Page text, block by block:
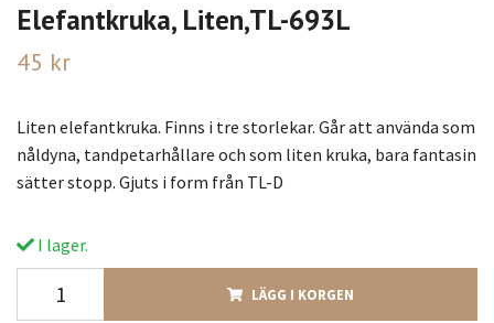
Elefantkruka, Liten,TL-693L
45 kr
Liten elefantkruka. Finns i tre storlekar. Går att använda som
nåldyna, tandpetarhållare och som liten kruka, bara fantasin
sätter stopp. Gjuts i form från TL-D
I lager.
LÄGG I KORGEN